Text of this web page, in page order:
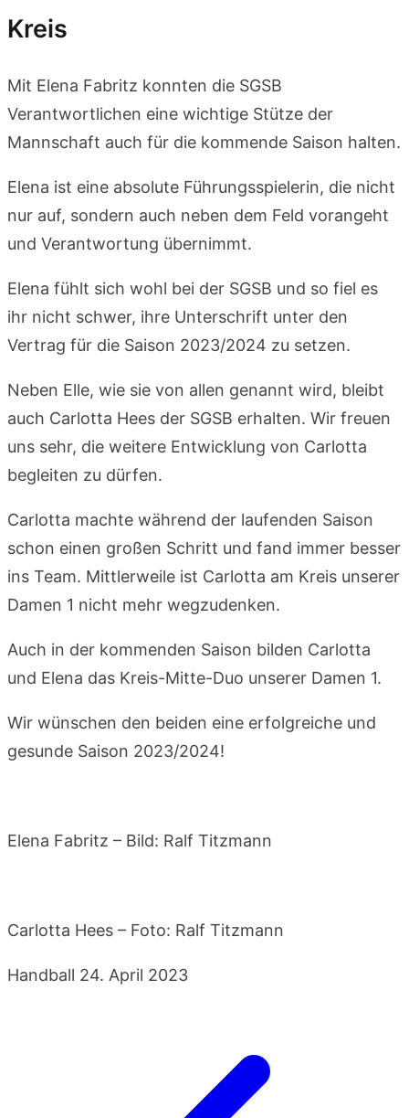
Kreis
Mit Elena Fabritz konnten die SGSB
Verantwortlichen eine wichtige Stütze der
Mannschaft auch für die kommende Saison halten.
Elena ist eine absolute Führungsspielerin, die nicht
nur auf, sondern auch neben dem Feld vorangeht
und Verantwortung übernimmt.
Elena fühlt sich wohl bei der SGSB und so fiel es
ihr nicht schwer, ihre Unterschrift unter den
Vertrag für die Saison 2023/2024 zu setzen.
Neben Elle, wie sie von allen genannt wird, bleibt
auch Carlotta Hees der SGSB erhalten. Wir freuen
uns sehr, die weitere Entwicklung von Carlotta
begleiten zu dürfen.
Carlotta machte während der laufenden Saison
schon einen großen Schritt und fand immer besser
ins Team. Mittlerweile ist Carlotta am Kreis unserer
Damen 1 nicht mehr wegzudenken.
Auch in der kommenden Saison bilden Carlotta
und Elena das Kreis-Mitte-Duo unserer Damen 1.
Wir wünschen den beiden eine erfolgreiche und
gesunde Saison 2023/2024!
Elena Fabritz – Bild: Ralf Titzmann
Carlotta Hees – Foto: Ralf Titzmann
Handball 24. April 2023